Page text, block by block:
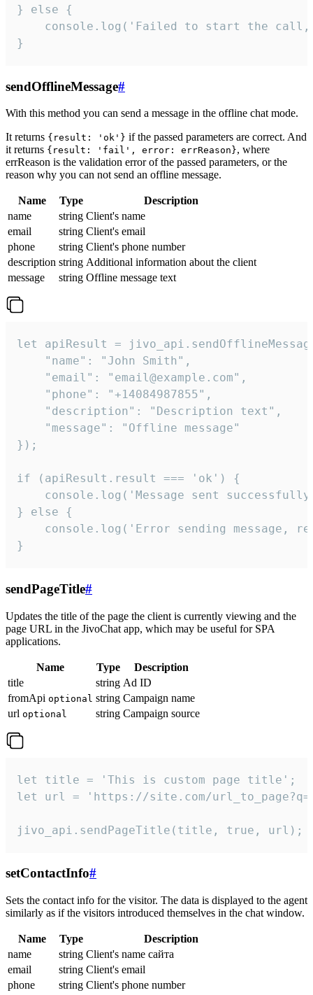
} else {
console.log('Failed to start the
}
sendOfflineMessage#
With this method you can send a message in the offline chat mode.
It returns {result: 'ok'} if the passed parameters are correct. And
it returns {result: 'fail', error: errReason}, where
errReason is the validation error of the passed parameters, or the
reason why you can not send an offline message.
Name Type
Description
name
string Client's name
email
string Client's email
phone
string Client's phone number
description string Additional information about the client
message
string Offline message text
let apiResult =
    "name": "John Smith",
    "email": "email@example.com",
    "phone": "+14084987855",
    "description": "Description text",
    "message": "Offline message"
});
if (apiResult.result === 'ok') {
console.log('Message sent
} else {
console.log('Error sending message,
}
sendPageTitle#
Updates the title of the page the client is currently viewing and the
page URL in the JivoChat app, which may be useful for SPA
applications.
Name Type
Description
title
string Ad ID
fromApi optional string Campaign name
url optional string Campaign source
let title = 'This is custom page title';
let url = 'https://site.com/
jivo_api.sendPageTitle(title, true, url);
setContactInfo#
Sets the contact info for the visitor. The data is displayed to the agent
similarly as if the visitors introduced themselves in the chat window.
Name Type
Description
name
string Client's name сайта
email
string Client's email
phone
string Client's phone number